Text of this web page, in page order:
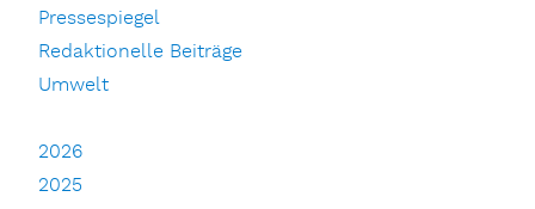
Pressespiegel
Redaktionelle Beiträge
Umwelt
2026
2025